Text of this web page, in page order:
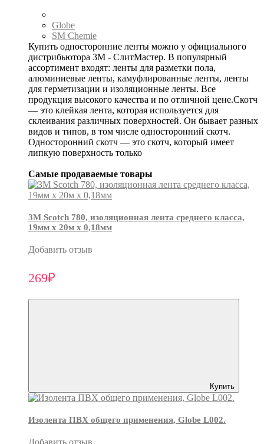
Globe
SM Chemie
Купить односторонние ленты можно у официального
дистрибьютора 3М - СлитМастер. В популярный
ассортимент входят: ленты для разметки пола,
алюминиевые ленты, камуфлированные ленты, ленты
для герметизации и изоляционные ленты. Все
продукция высокого качества и по отличной цене.Скотч
— это клейкая лента, которая используется для
склеивания различных поверхностей. Он бывает разных
видов и типов, в том числе односторонний скотч.
Односторонний скотч — это скотч, который имеет
липкую поверхность только
Самые продаваемые товары
3М Scotch 780, изоляционная лента среднего класса,
19мм х 20м х 0,18мм
Добавить отзыв
269₽
Купить
Изолента ПВХ общего применения, Globe L002.
Добавить отзыв